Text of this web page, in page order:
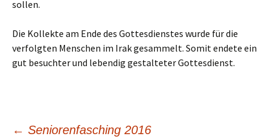
sollen.
Die Kollekte am Ende des Gottesdienstes wurde für die
verfolgten Menschen im Irak gesammelt. Somit endete ein
gut besuchter und lebendig gestalteter Gottesdienst.
← Seniorenfasching 2016